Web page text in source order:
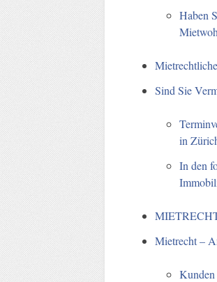
Haben
Sind Sie
in
In den
Mietrecht –